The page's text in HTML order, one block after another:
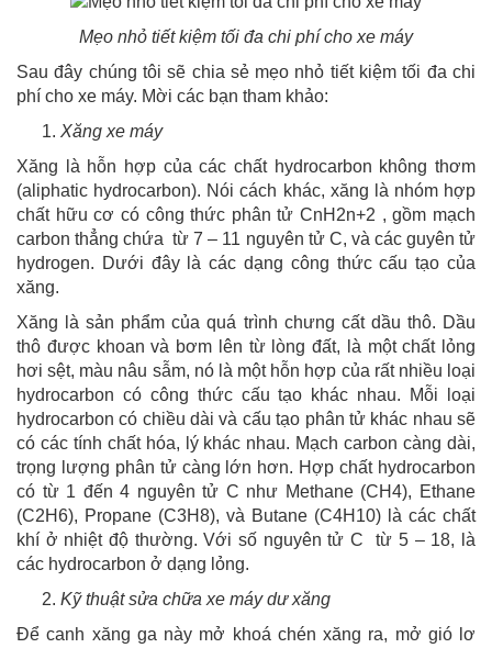
Mẹo nhỏ tiết kiệm tối đa chi phí cho xe máy
Sau đây chúng tôi sẽ chia sẻ mẹo nhỏ tiết kiệm tối đa chi
phí cho xe máy. Mời các bạn tham khảo:
Xăng xe máy
Xăng là hỗn hợp của các chất hydrocarbon không thơm
(aliphatic hydrocarbon). Nói cách khác, xăng là nhóm hợp
chất hữu cơ có công thức phân tử CnH2n+2 , gồm mạch
carbon thẳng chứa từ 7 – 11 nguyên tử C, và các guyên tử
hydrogen. Dưới đây là các dạng công thức cấu tạo của
xăng.
Xăng là sản phẩm của quá trình chưng cất dầu thô. Dầu
thô được khoan và bơm lên từ lòng đất, là một chất lỏng
hơi sệt, màu nâu sẫm, nó là một hỗn hợp của rất nhiều loại
hydrocarbon có công thức cấu tạo khác nhau. Mỗi loại
hydrocarbon có chiều dài và cấu tạo phân tử khác nhau sẽ
có các tính chất hóa, lý khác nhau. Mạch carbon càng dài,
trọng lượng phân tử càng lớn hơn. Hợp chất hydrocarbon
có từ 1 đến 4 nguyên tử C như Methane (CH4), Ethane
(C2H6), Propane (C3H8), và Butane (C4H10) là các chất
khí ở nhiệt độ thường. Với số nguyên tử C từ 5 – 18, là
các hydrocarbon ở dạng lỏng.
Kỹ thuật sửa chữa xe máy dư xăng
Để canh xăng ga này mở khoá chén xăng ra, mở gió lơ